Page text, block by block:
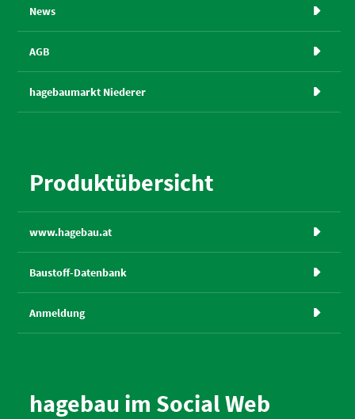
News 
AGB 
hagebaumarkt Niederer 
Produktübersicht
www.hagebau.at 
Baustoff-Datenbank 
Anmeldung 
hagebau im Social Web